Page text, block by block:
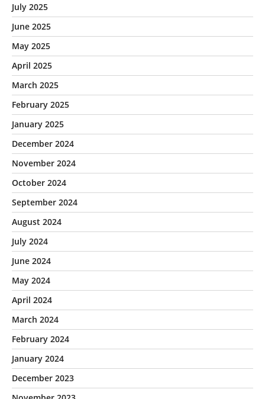
July 2025
June 2025
May 2025
April 2025
March 2025
February 2025
January 2025
December 2024
November 2024
October 2024
September 2024
August 2024
July 2024
June 2024
May 2024
April 2024
March 2024
February 2024
January 2024
December 2023